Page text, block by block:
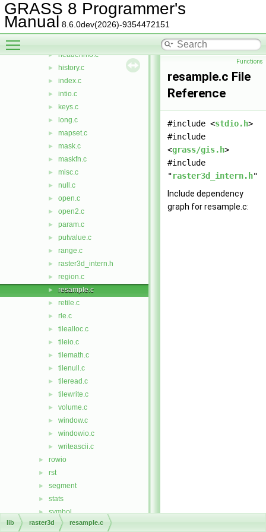
GRASS 8 Programmer's
Manual 8.6.0dev(2026)-9354472151
► getblock.c
► getvalue.c
► gradient.c
► headerinfo.c
► history.c
► index.c
► intio.c
► keys.c
► long.c
► mapset.c
► mask.c
► maskfn.c
► misc.c
► null.c
► open.c
► open2.c
► param.c
► putvalue.c
► range.c
► raster3d_intern.h
► region.c
► resample.c
► retile.c
► rle.c
► tilealloc.c
► tileio.c
► tilemath.c
► tilenull.c
► tileread.c
► tilewrite.c
► volume.c
► window.c
► windowio.c
► writeascii.c
► rowio
► rst
► segment
► stats
► symbol
► temporal
Functions
resample.c File
Reference
#include <stdio.h>
#include
<grass/gis.h>
#include
"raster3d_intern.h"
Include dependency
graph for resample.c:
lib raster3d resample.c